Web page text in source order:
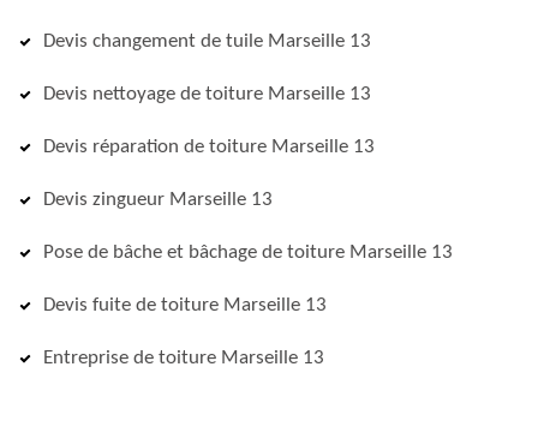
Devis changement de tuile Marseille 13
Devis nettoyage de toiture Marseille 13
Devis réparation de toiture Marseille 13
Devis zingueur Marseille 13
Pose de bâche et bâchage de toiture Marseille 13
Devis fuite de toiture Marseille 13
Entreprise de toiture Marseille 13